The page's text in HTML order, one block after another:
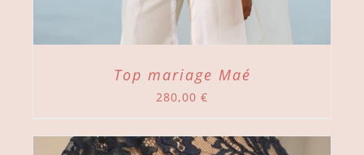
Top mariage Maé
280,00 €